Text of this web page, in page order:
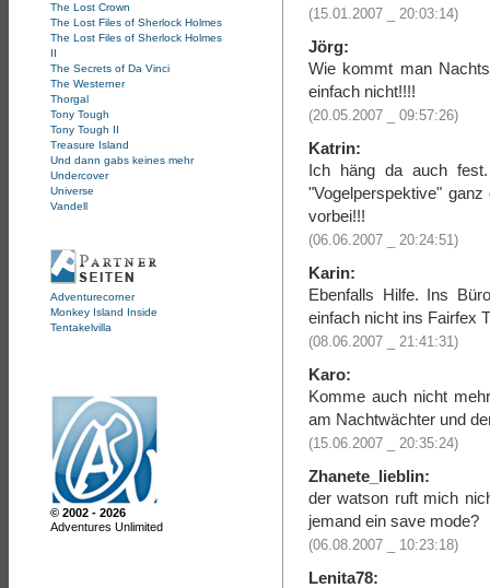
The Lost Crown
The Lost Files of Sherlock Holmes
The Lost Files of Sherlock Holmes
II
The Secrets of Da Vinci
The Westerner
Thorgal
Tony Tough
Tony Tough II
Treasure Island
Und dann gabs keines mehr
Undercover
Universe
Vandell
Adventurecorner
Monkey Island Inside
Tentakelvilla
© 2002 - 2026
Adventures Unlimited
(15.01.2007 _ 20:03:14)
Jörg:
Wie kommt man
einfach nicht!!!!
(20.05.2007 _ 09:57:26)
Katrin:
Ich häng da auch
"Vogelperspektive"
vorbei!!!
(06.06.2007 _ 20:24:51)
Karin:
Ebenfalls Hilfe. Ins
einfach nicht ins Fairfex
(08.06.2007 _ 21:41:31)
Karo:
Komme auch nicht
am Nachtwächter und
(15.06.2007 _ 20:35:24)
Zhanete_lieblin:
der watson ruft mich
jemand ein save mode?
(06.08.2007 _ 10:23:18)
Lenita78: